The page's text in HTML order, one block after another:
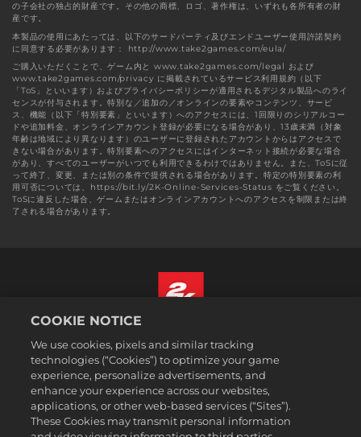
の子会社の独占的財産です。その他の商標、ロゴ、著作権は、いずれも各所有者の財
産です。
本製品の使用にあたっては、以下のサードパーティ及びエンドユーザー使用許諾契約
に同意する必要があります： http://www.take2games.com/eula/
ご購入いただくことで、ゲーム内と www.take2games.com/legal および
www.take2games.com/privacy に掲載されているサービス利用規約（以下
「ToS」といいます）およびプライバシーポリシーが適用されるデジタル製品へのライ
センスが付与されます。特別な／追加の／オンラインの要素やコンテンツ、サービ
ス、機能（以下「特別要素」といいます）へのアクセスには、1回限りのシリアルコー
ドや追加料金、オンラインアカウント登録が必要になる場合があり、13歳未満（対象
年齢は地域により異なります）のユーザーに登録されたアカウントからはアクセスで
きない場合があります。特別要素へのアクセスにはインターネット接続が必要な場合
があり、すべてのユーザーがいつでも利用できるわけではありません。また、ToSに従
って終了、変更、または別の条件で提供される場合があります。特定の特別要素の利
用可否については、https://bit.ly/2K-Online-Services-Status をご覧ください。
ToSに違反した場合、ゲームまたはオンラインアカウントへのアクセスを制限または終
了される場合があります。
法務表記
プライバシーポリシー
クッキーポリシー
サポート
日本語
COOKIE NOTICE
We use cookies, pixels and similar tracking
technologies (“Cookies”) to optimize your game
experience, personalize advertisements, and
enhance your experience across our websites,
applications, or other web-based services (“Sites”).
These Cookies may transmit personal information